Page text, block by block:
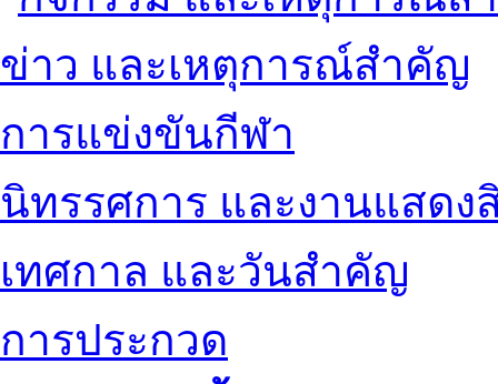
ข่าว และเหตุการณ์สำคัญ
การแข่งขันกีฬา
นิทรรศการ และงานแสดง
เทศกาล และวันสำคัญ
การประกวด